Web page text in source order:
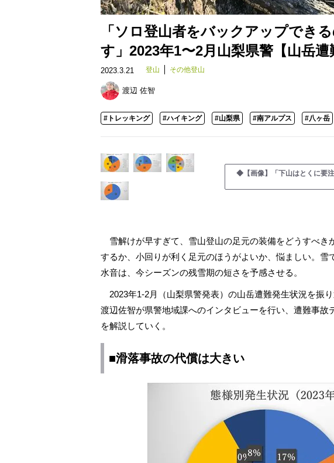
「ソロ登山者をバックアップでき
す」2023年1〜2月山梨県警【山岳遭
2023.3.21 登山 その他登山
渡辺 佐智
#トレッキング #ハイキング #山梨県 #南アルプス #八ヶ岳
◆【画像】「下山はとくに要
雪解けが早すぎて、雪山登山の足元の装備をどうすべき
するか、小回りが利く足元のほうがよいか、悩ましい。雪
水音は、今シーズンの残雪期の短さを予感させる。
2023年1-2月（山梨県警発表）の山岳遭難発生状況を振
渡辺佐智が県警地域課へのインタビューを行い、遭難事故
を解説していく。
■滑落事故の代償は大きい